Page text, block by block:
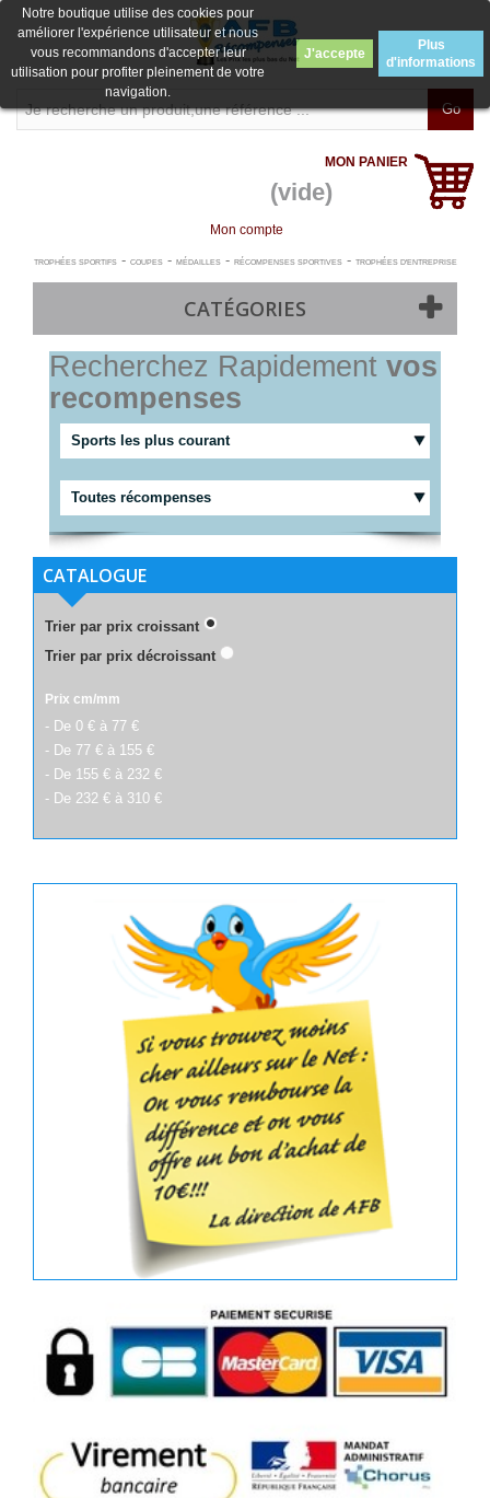
Go
MON PANIER
(vide)
Mon compte
TROPHÉES SPORTIFS- COUPES- MÉDAILLES- RÉCOMPENSES SPORTIVES- TROPHÉES D'ENTREPRISE
CATÉGORIES
Notre boutique utilise des cookies pour
améliorer l'expérience utilisateur et nous
vous recommandons d'accepter leur
utilisation pour profiter pleinement de votre
navigation.
J'accepte
Plus
d'informations
Recherchez Rapidement vos
recompenses
Sports les plus courant
Toutes récompenses
CATALOGUE
Trier par prix croissant
Trier par prix décroissant
Prix cm/mm
- De 0 € à 77 €
- De 77 € à 155 €
- De 155 € à 232 €
- De 232 € à 310 €